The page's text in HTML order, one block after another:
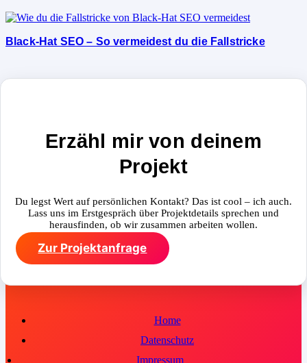
Black-Hat SEO – So vermeidest du die Fallstricke
Erzähl mir von deinem
Projekt
Du legst Wert auf persönlichen Kontakt? Das ist cool – ich auch.
Lass uns im Erstgespräch über Projektdetails sprechen und
herausfinden, ob wir zusammen arbeiten wollen.
Zur Projektanfrage
Home
Datenschutz
Impressum